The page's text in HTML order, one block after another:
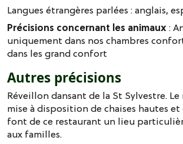
Langues étrangères parlées :anglais
Précisions concernant les animaux:
uniquement dans nos chambres
dans les grand confort
Autres précisions
Réveillon dansant de la St Sylvestre.
mise à disposition de chaises hautes
font de ce restaurant un lieu
aux familles.